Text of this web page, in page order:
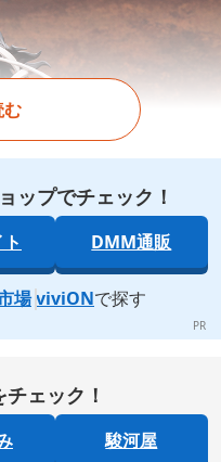
む
ップでチェック！
DMM通販
場 viviONで探す
ェック！
駿河屋